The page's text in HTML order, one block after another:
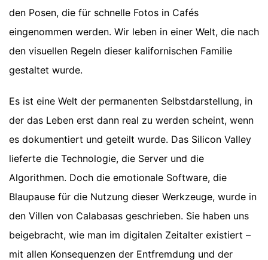
den Posen, die für schnelle Fotos in Cafés
eingenommen werden. Wir leben in einer Welt, die nach
den visuellen Regeln dieser kalifornischen Familie
gestaltet wurde.
Es ist eine Welt der permanenten Selbstdarstellung, in
der das Leben erst dann real zu werden scheint, wenn
es dokumentiert und geteilt wurde. Das Silicon Valley
lieferte die Technologie, die Server und die
Algorithmen. Doch die emotionale Software, die
Blaupause für die Nutzung dieser Werkzeuge, wurde in
den Villen von Calabasas geschrieben. Sie haben uns
beigebracht, wie man im digitalen Zeitalter existiert –
mit allen Konsequenzen der Entfremdung und der